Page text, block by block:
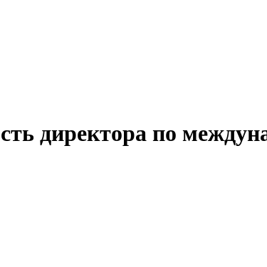
директора по